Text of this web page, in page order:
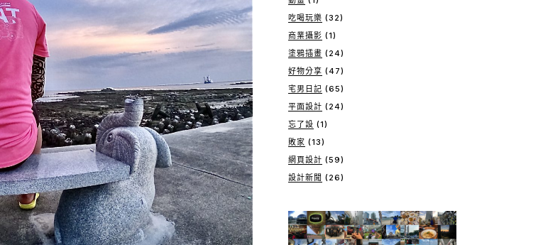
吃喝玩樂 (32)
商業攝影 (1)
塗鴉插畫 (24)
好物分享 (47)
宅男日記 (65)
平面設計 (24)
忘了設 (1)
敗家 (13)
網頁設計 (59)
設計新聞 (26)